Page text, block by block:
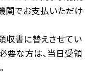
関でお支払いただけ
収書に替えさせてい
要な方は、当日受領